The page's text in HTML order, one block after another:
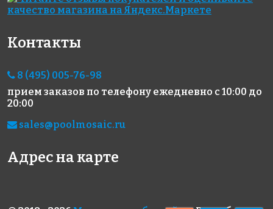
Контакты
8 (495) 005-76-98
прием заказов по телефону ежедневно с 10:00 до
20:00
sales@poolmosaic.ru
Адрес на карте